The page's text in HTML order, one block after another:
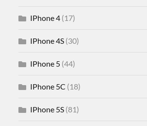
IPhone 4 (17)
IPhone 4S (30)
IPhone 5 (44)
IPhone 5C (18)
IPhone 5S (81)